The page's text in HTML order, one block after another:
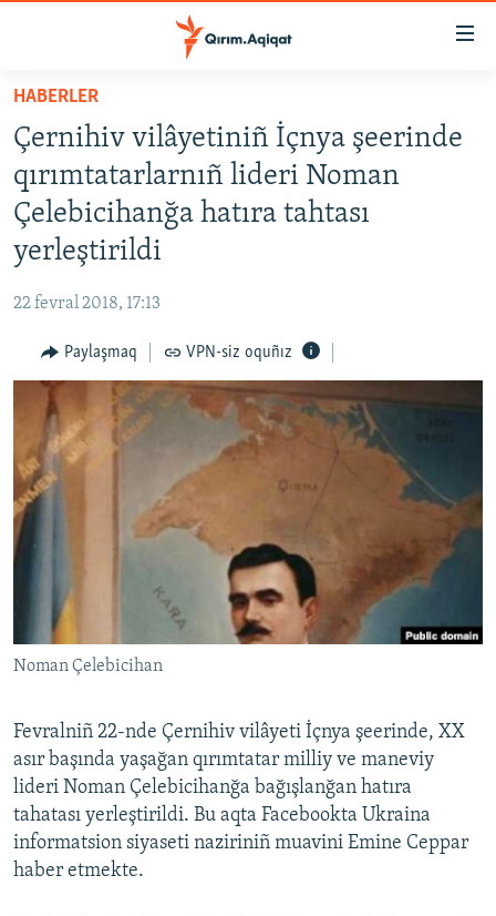
Esas
qaytmaq
Baş
navigatsiyağa
qaytmaq
Qıdıruvğa
HABERLER
SİYASET
İQTİSADİYAT
CEMİYET
İNSAN AQLARI
VİDEO
SÜRET
BLOGLAR
FİKİR
Русский
QOŞULIÑIZ!
RFE/RS bütün saytları
HABERLER
Çernihiv vilâyetiniñ İçnya şeerinde
qırımtatarlarnıñ lideri Noman
Çelebicihanğa hatıra tahtası
yerleştirildi
22 fevral 2018, 17:13
Paylaşmaq VPN-siz oquñız
Noman Çelebicihan
Fevralniñ 22-nde Çernihiv vilâyeti İçnya şeerinde, XX
asır başında yaşağan qırımtatar milliy ve maneviy
lideri Noman Çelebicihanğa bağışlanğan hatıra
tahatası yerleştirildi. Bu aqta Facebookta Ukraina
informatsion siyaseti naziriniñ muavini Emine Ceppar
haber etmekte.